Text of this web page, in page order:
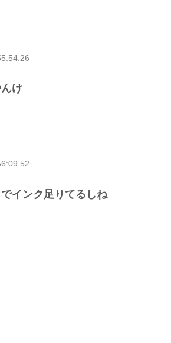
け
インク足りてるしね